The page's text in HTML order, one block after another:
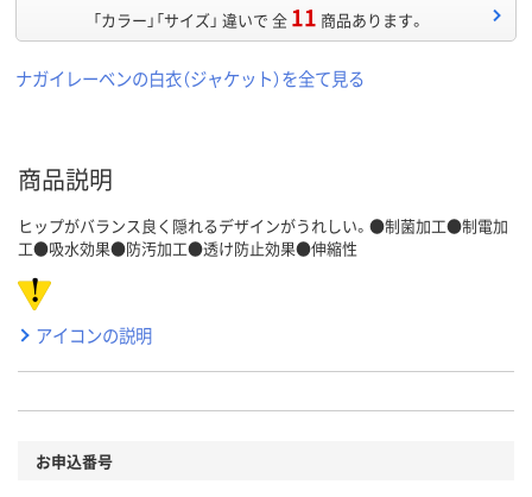
「カラー」「サイズ」 違いで 全 11 商品あります。
ナガイレーベンの白衣（ジャケット）を全て見る
商品説明
ヒップがバランス良く隠れるデザインがうれしい。●制菌加工●制電加
工●吸水効果●防汚加工●透け防止効果●伸縮性
アイコンの説明
お申込番号